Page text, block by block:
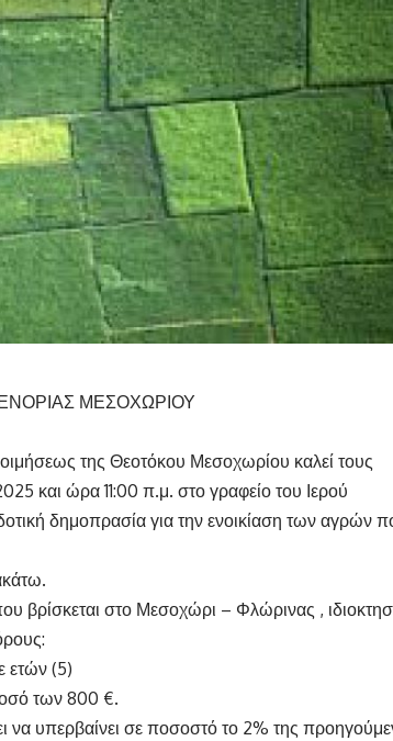
ΜΕΣΟΧΩΡΙΟΥ
της Θεοτόκου Μεσοχωρίου καλεί τους
και ώρα 11:00 π.μ. στο γραφείο του Ιερού
δημοπρασία για την ενοικίαση των αγρών
βρίσκεται στο Μεσοχώρι – Φλώρινας ,
ετών (5)
των 800 €.
υπερβαίνει σε ποσοστό το 2% της